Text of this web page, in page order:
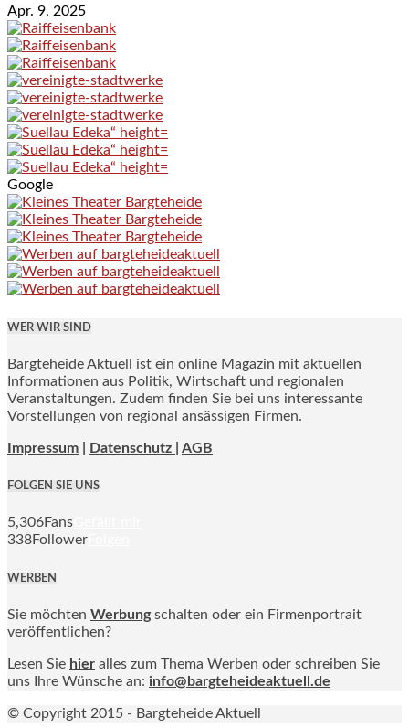
Apr. 9, 2025
Google
WER WIR SIND
Bargteheide Aktuell ist ein online Magazin mit aktuellen
Informationen aus Politik, Wirtschaft und regionalen
Veranstaltungen. Zudem finden Sie bei uns interessante
Vorstellungen von regional ansässigen Firmen.
Impressum Datenschutz | AGB
FOLGEN SIE UNS
5,306Fans
338Follower
WERBEN
Sie möchten Werbung schalten oder ein Firmenportrait
veröffentlichen?
Lesen Sie hier alles zum Thema Werben oder schreiben Sie
uns Ihre Wünsche an: info@bargteheideaktuell.de
© Copyright 2015 - Bargteheide Aktuell